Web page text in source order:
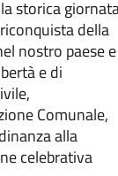
storica
della
nostro paese e
e di
Comunale,
alla
celebrativa